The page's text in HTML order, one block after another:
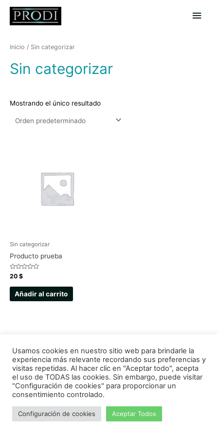
contenido
Inicio / Sin categorizar
Sin categorizar
Mostrando el único resultado
Sin categorizar
Producto prueba
Valorado
con
0
20 $
Añadir al carrito
Copyright © 2026PRODI| Desarrollado por el Equipo PRODI
Usamos cookies en nuestro sitio web para brindarle la
experiencia más relevante recordando sus preferencias y
visitas repetidas. Al hacer clic en "Aceptar todo", acepta
el uso de TODAS las cookies. Sin embargo, puede visitar
"Configuración de cookies" para proporcionar un
consentimiento controlado.
Configuración de cookies Aceptar Todos